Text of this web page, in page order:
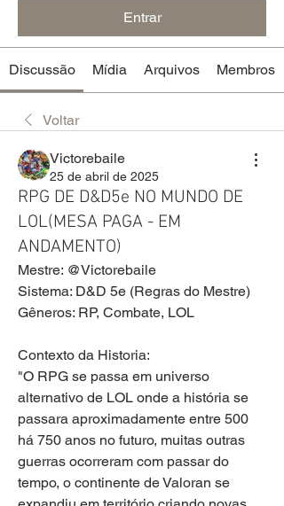
Entrar
Discussão Mídia Arquivos Membros
Voltar
Victorebaile
25 de abril de 2025
RPG DE D&D5e NO MUNDO DE
LOL(MESA PAGA - EM
ANDAMENTO)
Mestre: @Victorebaile
Sistema: D&D 5e (Regras do Mestre)
Gêneros: RP, Combate, LOL
Contexto da Historia:
"O RPG se passa em universo
alternativo de LOL onde a história se
passara aproximadamente entre 500
há 750 anos no futuro, muitas outras
guerras ocorreram com passar do
tempo, o continente de Valoran se